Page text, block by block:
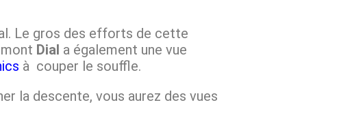
Le gros des efforts de cette
Dial a également une vue
à couper le souffle.
la descente, vous aurez des vues